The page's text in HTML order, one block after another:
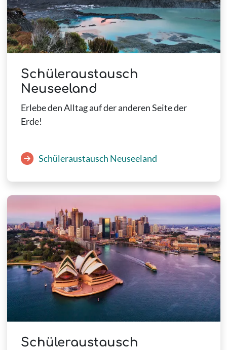
Schüleraustausch
Neuseeland
Erlebe den Alltag auf der anderen Seite der
Erde!
Schüleraustausch Neuseeland
Schüleraustausch